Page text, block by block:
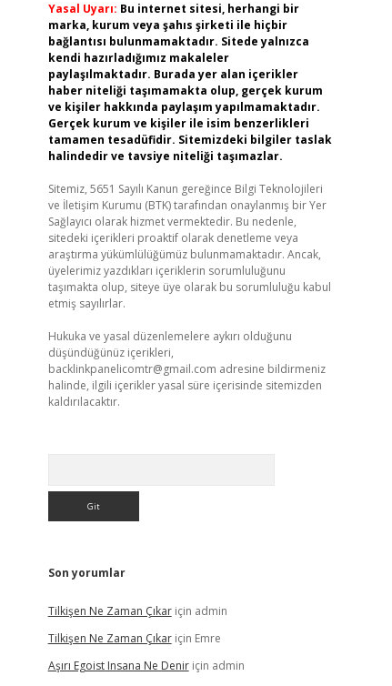
Yasal Uyarı: Bu internet sitesi, herhangi bir
marka, kurum veya şahıs şirketi ile hiçbir
bağlantısı bulunmamaktadır. Sitede yalnızca
kendi hazırladığımız makaleler
paylaşılmaktadır. Burada yer alan içerikler
haber niteliği taşımamakta olup, gerçek kurum
ve kişiler hakkında paylaşım yapılmamaktadır.
Gerçek kurum ve kişiler ile isim benzerlikleri
tamamen tesadüfidir. Sitemizdeki bilgiler taslak
halindedir ve tavsiye niteliği taşımazlar.
Sitemiz, 5651 Sayılı Kanun gereğince Bilgi Teknolojileri
ve İletişim Kurumu (BTK) tarafından onaylanmış bir Yer
Sağlayıcı olarak hizmet vermektedir. Bu nedenle,
sitedeki içerikleri proaktif olarak denetleme veya
araştırma yükümlülüğümüz bulunmamaktadır. Ancak,
üyelerimiz yazdıkları içeriklerin sorumluluğunu
taşımakta olup, siteye üye olarak bu sorumluluğu kabul
etmiş sayılırlar.
Hukuka ve yasal düzenlemelere aykırı olduğunu
düşündüğünüz içerikleri,
backlinkpanelicomtr@gmail.com adresine bildirmeniz
halinde, ilgili içerikler yasal süre içerisinde sitemizden
kaldırılacaktır.
Son yorumlar
Tilkişen Ne Zaman Çıkariçin admin
Tilkişen Ne Zaman Çıkariçin Emre
Aşırı Egoist Insana Ne Deniriçin admin